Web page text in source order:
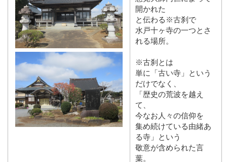
開かれた
と伝わる※古刹で
水戸十ヶ寺の一つとさ
れる場所。
※古刹とは
単に「古い寺」という
だけでなく、
「歴史の荒波を越え
て、
今なお人々の信仰を
集め続けている由緒あ
る寺」という
敬意が含められた言
葉。